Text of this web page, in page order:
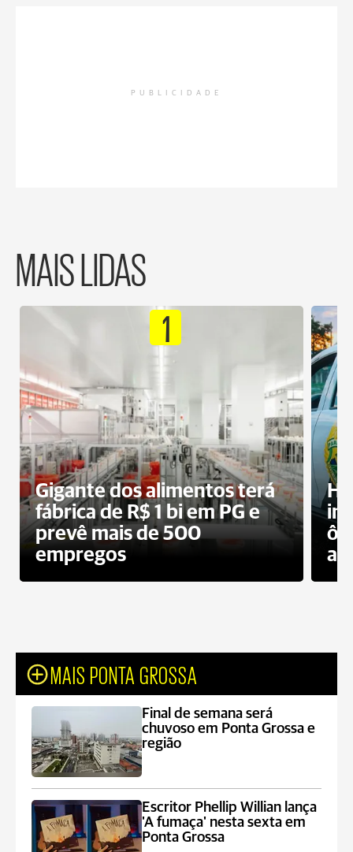
PUBLICIDADE
MAIS LIDAS
1
Gigante dos alimentos terá
fábrica de R$ 1 bi em PG e
prevê mais de 500
empregos
MAIS PONTA GROSSA
Final de semana será
chuvoso em Ponta Grossa e
região
Escritor Phellip Willian lança
'A fumaça' nesta sexta em
Ponta Grossa